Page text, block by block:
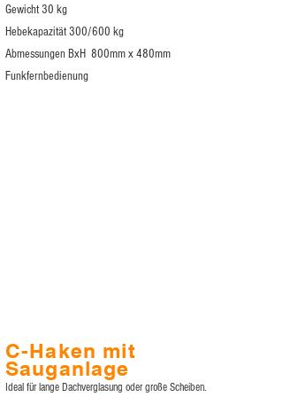
Gewicht 30 kg
Hebekapazität 300/600 kg
Abmessungen BxH 800mm x 480mm
Funkfernbedienung
C-Haken mit
Sauganlage
Ideal für lange Dachverglasung oder große Scheiben.